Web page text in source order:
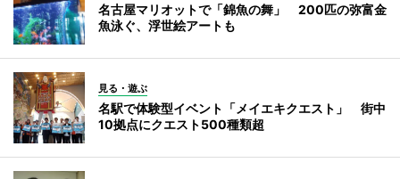
名古屋マリオットで「錦魚の舞」 200匹の弥富金
魚泳ぐ、浮世絵アートも
見る・遊ぶ
名駅で体験型イベント「メイエキクエスト」 街中
10拠点にクエスト500種類超